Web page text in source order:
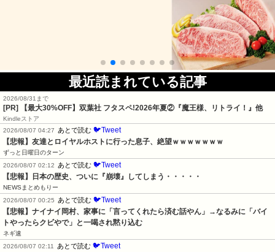
最近読まれている記事
2026/08/31まで
[PR] 【最大30%OFF】双葉社 フタスペ!2026年夏②『魔王様、リトライ！』他
Kindleストア
2026/08/07 04:27
あとで読む 🐦Tweet
【悲報】友達とロイヤルホストに行った息子、絶望ｗｗｗｗｗｗｗ
ずっと日曜日のターン
2026/08/07 02:12
あとで読む 🐦Tweet
【悲報】日本の歴史、ついに『崩壊』してしまう・・・・・
NEWSまとめもりー
2026/08/07 00:25
あとで読む 🐦Tweet
【悲報】ナイナイ岡村、家事に「言ってくれたら済む話やん」→なるみに「バイ
トやったらクビやで」と一喝され黙り込む
ネギ速
2026/08/07 02:11
あとで読む 🐦Tweet